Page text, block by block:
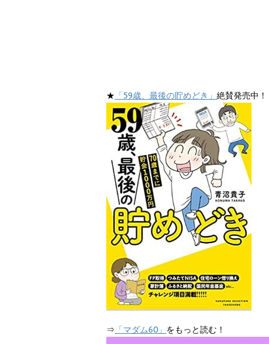
★ 「59歳、最後の貯めどき」 絶賛発売中！
⇒ 「マダム60」 をもっと読む！